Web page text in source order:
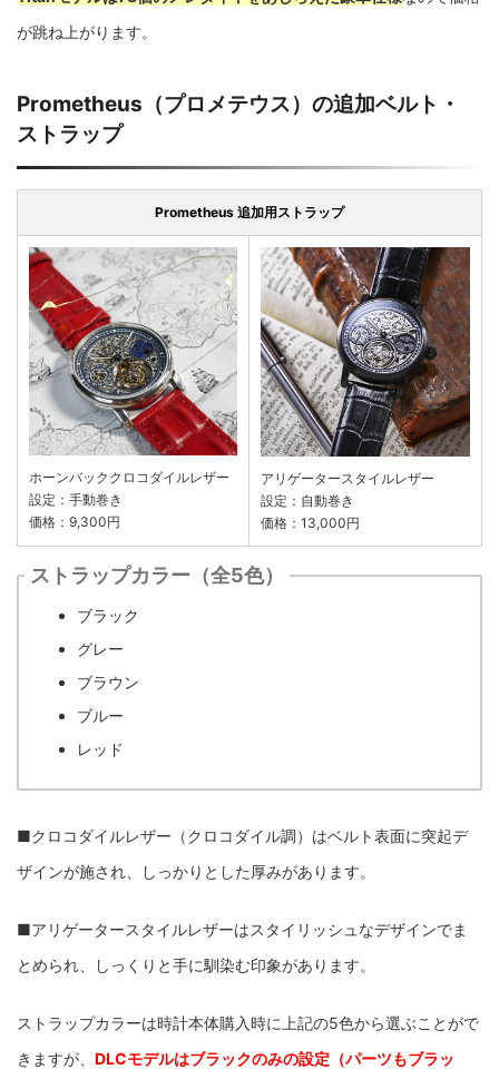
が跳ね上がります。
Prometheus（プロメテウス）の追加ベルト・
ストラップ
Prometheus 追加用ストラップ
ホーンバッククロコダイルレザー
設定：手動巻き
価格：9,300円
アリゲータースタイルレザー
設定：自動巻き
価格：13,000円
ストラップカラー（全5色）
ブラック
グレー
ブラウン
ブルー
レッド
■クロコダイルレザー（クロコダイル調）はベルト表面に突起デ
ザインが施され、しっかりとした厚みがあります。
■アリゲータースタイルレザーはスタイリッシュなデザインでま
とめられ、しっくりと手に馴染む印象があります。
ストラップカラーは時計本体購入時に上記の5色から選ぶことがで
きますが、 DLCモデルはブラックのみの設定（パーツもブラッ